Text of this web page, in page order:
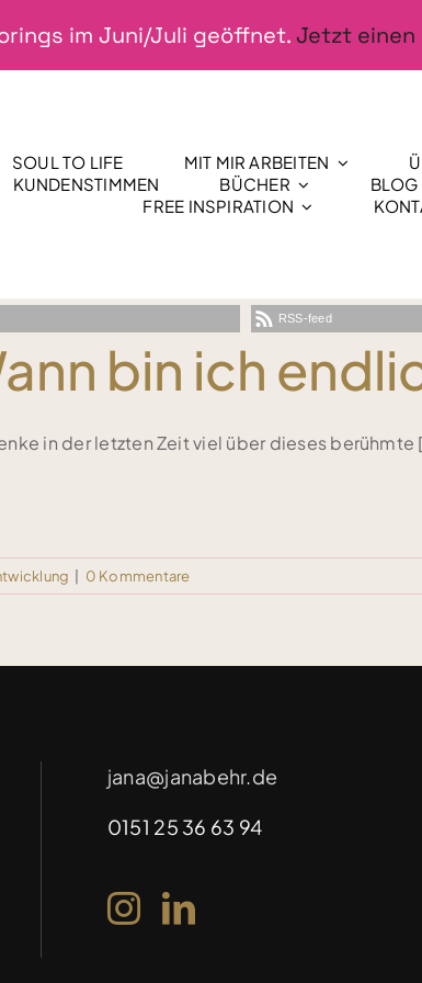
im Juni/Juli geöffnet. Jetzt einen
SOUL TO LIFE MIT MIR ARBEITEN
KUNDENSTIMMEN
BÜCHER
FREE INSPIRATION
RSS-feed
bin ich
in der letzten Zeit viel über dieses berühmte
0 Kommentare
jana@janabehr.de
0151 25 36 63 94